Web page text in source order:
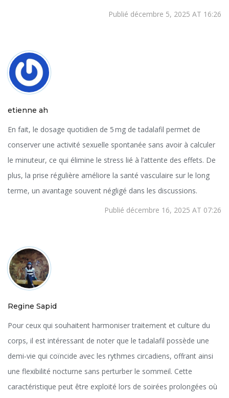
Publié décembre 5, 2025 AT 16:26
etienne ah
En fait, le dosage quotidien de 5 mg de tadalafil permet de
conserver une activité sexuelle spontanée sans avoir à calculer
le minuteur, ce qui élimine le stress lié à l’attente des effets. De
plus, la prise régulière améliore la santé vasculaire sur le long
terme, un avantage souvent négligé dans les discussions.
Publié décembre 16, 2025 AT 07:26
Regine Sapid
Pour ceux qui souhaitent harmoniser traitement et culture du
corps, il est intéressant de noter que le tadalafil possède une
demi‑vie qui coïncide avec les rythmes circadiens, offrant ainsi
une flexibilité nocturne sans perturber le sommeil. Cette
caractéristique peut être exploité lors de soirées prolongées où